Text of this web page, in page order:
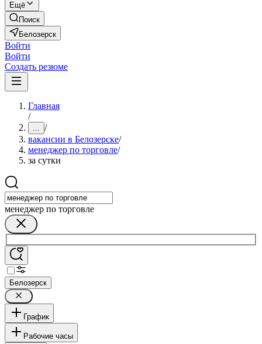
Ещё
Поиск
Белозерск
Войти
Войти
Создать резюме
Главная
/
... /
вакансии в Белозерске/
менеджер по торговле/
за сутки
менеджер по торговле
Белозерск
График
Рабочие часы